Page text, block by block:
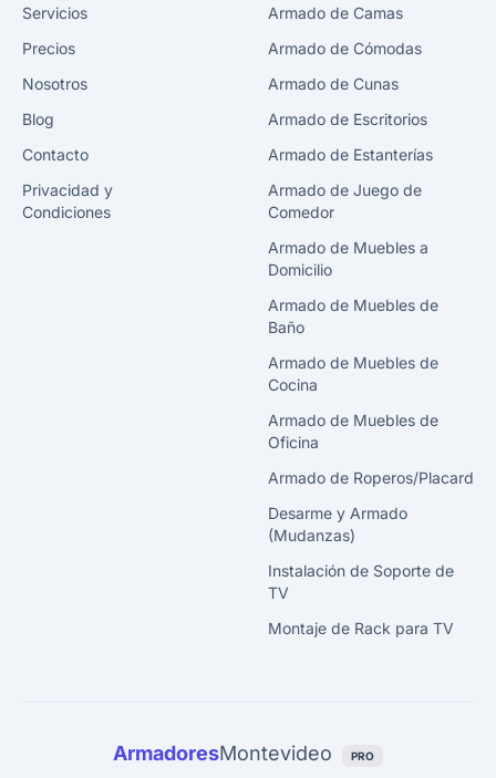
Servicios
Precios
Nosotros
Blog
Contacto
Privacidad y
Condiciones
Armado de Camas
Armado de Cómodas
Armado de Cunas
Armado de Escritorios
Armado de Estanterías
Armado de Juego de
Comedor
Armado de Muebles a
Domicilio
Armado de Muebles de
Baño
Armado de Muebles de
Cocina
Armado de Muebles de
Oficina
Armado de Roperos/Placard
Desarme y Armado
(Mudanzas)
Instalación de Soporte de
TV
Montaje de Rack para TV
ArmadoresMontevideo PRO